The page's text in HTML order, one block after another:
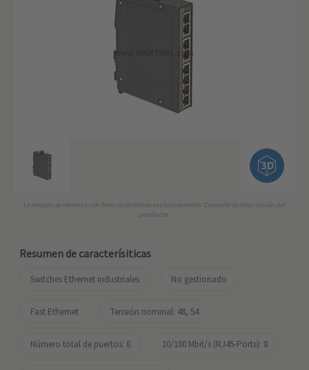
La imagen se muestra con fines ilustrativos exclusivamente. Consulte la descripción del
producto.
Resumen de caracterísiticas
Switches Ethernet industriales No gestionado
Fast Ethernet Tensión nominal: 48, 54
Número total de puertos: 8 10/100 Mbit/s (RJ45-Ports): 8